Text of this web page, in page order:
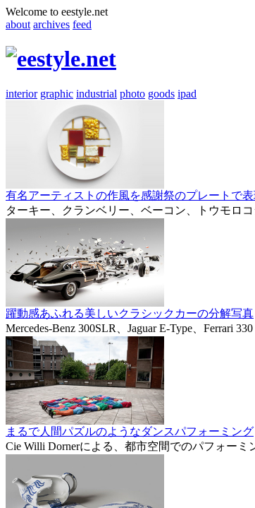
Welcome to eestyle.net
about archives feed
interior graphic industrial photo goods ipad
有名アーティストの作風を感謝祭のプレートで表
ターキー、クランベリー、ベーコン、トウモロ
躍動感あふれる美しいクラシックカーの分解写真
Mercedes-Benz 300SLR、Jaguar E-Type、
まるで人間パズルのようなダンスパフォーミング
Cie Willi Dornerによる、都市空間でのパフォー